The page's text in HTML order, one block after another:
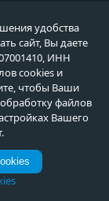
удобства
сайт, Вы даете
ИНН
cookies и
чтобы Ваши
файлов
Вашего